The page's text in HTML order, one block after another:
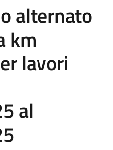
alternato
km
lavori
al